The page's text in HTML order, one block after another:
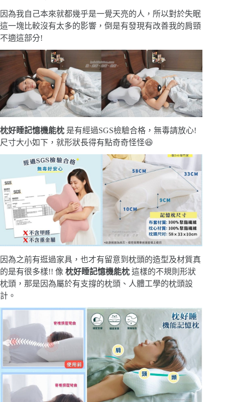
因為我自己本來就都幾乎是一覺天亮的人，所以對於失眠
這一塊比較沒有太多的影響，倒是有發現有改善我的肩頸
不適這部分!
枕好睡記憶機能枕 是有經過SGS檢驗合格，無毒請放心!
尺寸大小如下，就形狀長得有點奇奇怪怪😆
因為之前有逛過家具，也才有留意到枕頭的造型及材質真
的是有很多樣!! 像 枕好睡記憶機能枕 這樣的不規則形狀
枕頭，那是因為屬於有支撐的枕頭、人體工學的枕頭設
計。